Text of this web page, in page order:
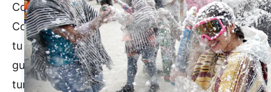
Colombia!
Como
tu
guía
turístico